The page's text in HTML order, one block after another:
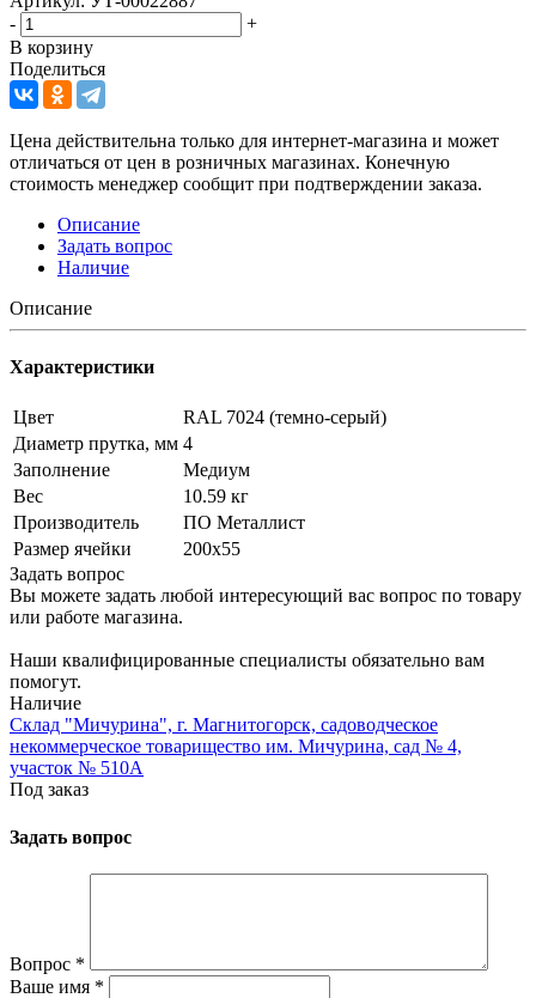
-
+
В корзину
Поделиться
Цена действительна только для интернет-магазина и может
отличаться от цен в розничных магазинах. Конечную
стоимость менеджер сообщит при подтверждении заказа.
Описание
Задать вопрос
Наличие
Описание
Характеристики
Цвет
RAL 7024 (темно-серый)
Диаметр прутка, мм 4
Заполнение
Медиум
Вес
10.59 кг
Производитель
ПО Металлист
Размер ячейки
200х55
Задать вопрос
Вы можете задать любой интересующий вас вопрос по товару
или работе магазина.
Наши квалифицированные специалисты обязательно вам
помогут.
Наличие
Склад "Мичурина", г. Магнитогорск, садоводческое
некоммерческое товарищество им. Мичурина, сад № 4,
участок № 510А
Под заказ
Задать вопрос
Вопрос *
Ваше имя *